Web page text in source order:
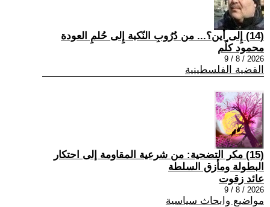
(14) إِلى أين؟... من دُرُوبِ النّكبة إِلى حُلمِ العودة
محمود كلّم
2026 / 8 / 9
القضية الفلسطينية
(15) مكر التضحية: من شرعية المقاومة إلى احتكار
البطولة ومأزق السلطة
عائد زقوت
2026 / 8 / 9
مواضيع وابحاث سياسية